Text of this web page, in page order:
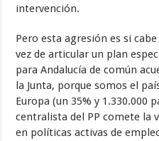
intervención.
Pero esta agresión es si
vez de articular un plan
para Andalucía de común
la Junta, porque somos el
Europa (un 35% y 1.330.000
centralista del PP comete la
en políticas activas de